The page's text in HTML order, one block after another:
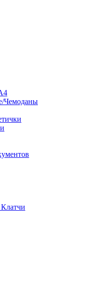
Чемоданы